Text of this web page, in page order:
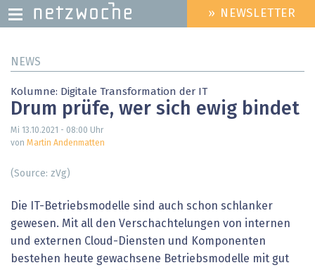
zum
HEADER
MENU
» NEWSLETTER
NEWS
Kolumne: Digitale Transformation der IT
Drum prüfe, wer sich ewig bindet
Mi 13.10.2021 - 08:00 Uhr
von Martin Andenmatten
(Source: zVg)
Die IT-Betriebsmodelle sind auch schon schlanker
gewesen. Mit all den Verschachtelungen von internen
und externen Cloud-Diensten und Komponenten
bestehen heute gewachsene Betriebsmodelle mit gut